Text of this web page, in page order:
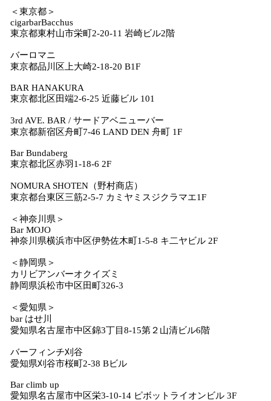
＜東京都＞
cigarbarBacchus
東京都東村山市栄町2-20-11 岩崎ビル2階
バーロマニ
東京都品川区上大崎2-18-20 B1F
BAR HANAKURA
東京都北区田端2-6-25 近藤ビル 101
3rd AVE. BAR / サードアベニューバー
東京都新宿区舟町7-46 LAND DEN 舟町 1F
Bar Bundaberg
東京都北区赤羽1-18-6 2F
NOMURA SHOTEN（野村商店）
東京都台東区三筋2-5-7 カミヤミスジクラマエ1F
＜神奈川県＞
Bar MOJO
神奈川県横浜市中区伊勢佐木町1-5-8 キ二ヤビル 2F
＜静岡県＞
カリビアンバーオクイズミ
静岡県浜松市中区田町326-3
＜愛知県＞
bar はせ川
愛知県名古屋市中区錦3丁目8-15第２山清ビル6階
バーフィンチ刈谷
愛知県刈谷市桜町2-38 Bビル
Bar climb up
愛知県名古屋市中区栄3-10-14 ピボットライオンビル 3F